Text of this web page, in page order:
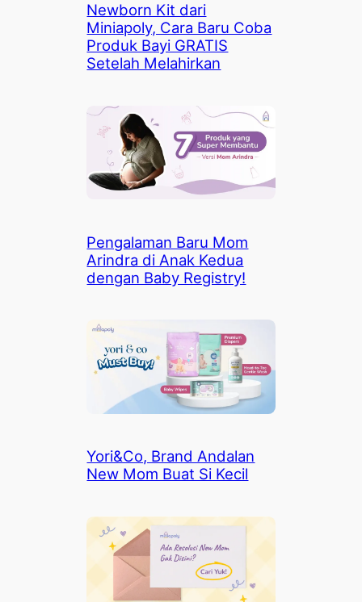
Newborn Kit dari
Miniapoly, Cara Baru Coba
Produk Bayi GRATIS
Setelah Melahirkan
Pengalaman Baru Mom
Arindra di Anak Kedua
dengan Baby Registry!
Yori&Co, Brand Andalan
New Mom Buat Si Kecil